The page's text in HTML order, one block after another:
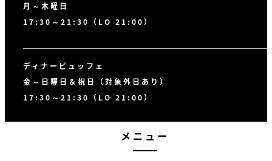
月～木曜日
17:30～21:30（LO 21:00）
ディナービュッフェ
金～日曜日＆祝日（対象外日あり）
17:30～21:30（LO 21:00）
メニュー